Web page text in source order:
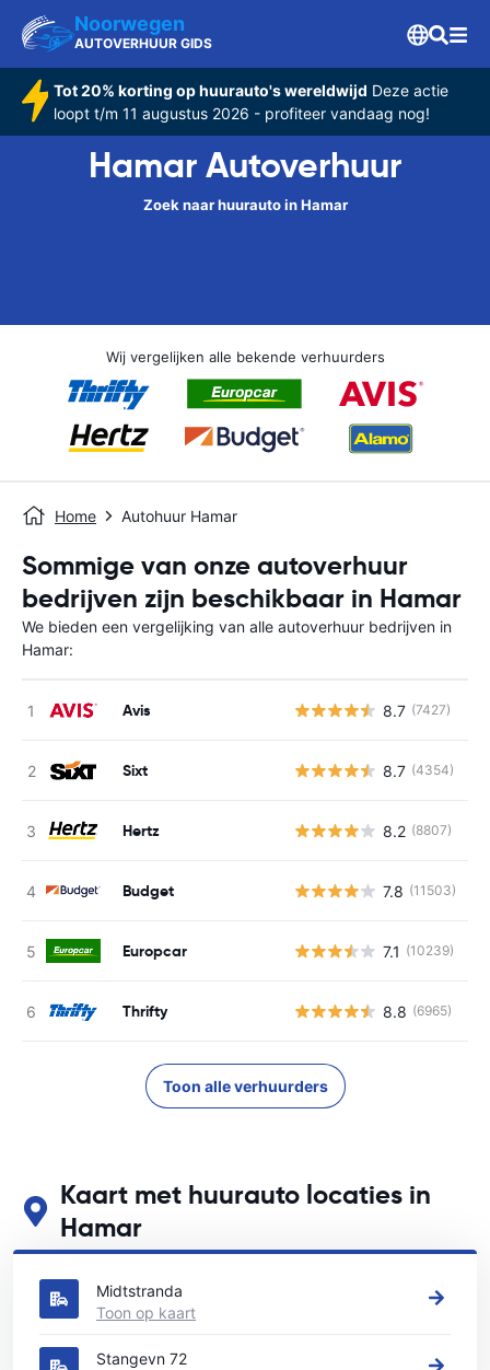
Noorwegen
AUTOVERHUUR GIDS
Tot 20% korting op huurauto's wereldwijd Deze actie
loopt t/m 11 augustus 2026 - profiteer vandaag nog!
Hamar Autoverhuur
Zoek naar huurauto in Hamar
Wij vergelijken alle bekende verhuurders
Home Autohuur Hamar
Sommige van onze autoverhuur
bedrijven zijn beschikbaar in Hamar
We bieden een vergelijking van alle autoverhuur bedrijven in
Hamar:
Avis 8.7 (7427)
Sixt 8.7 (4354)
Hertz 8.2 (8807)
Budget 7.8 (11503)
Europcar 7.1 (10239)
Thrifty 8.8 (6965)
Toon alle verhuurders
Kaart met huurauto locaties in
Hamar
Zie onze belangrijkste autoverhuur locaties in Hamar
Midtstranda
Toon op kaart
Stangevn 72